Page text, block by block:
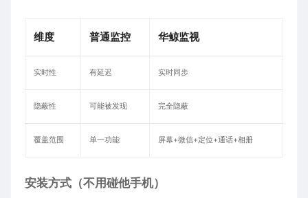
维度 普通监控 华鲸监视
实时性 有延迟 实时同步
隐蔽性 可能被发现 完全隐蔽
覆盖范围 单一功能 屏幕+微信+定位+通话+相册
安装方式（不用碰他手机）